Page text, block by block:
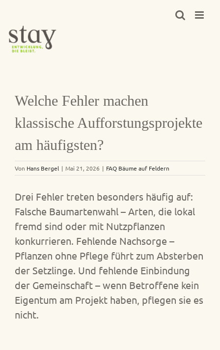
springen
Welche Fehler machen
klassische Aufforstungsprojekte
am häufigsten?
Von Hans Bergel | Mai 21, 2026 | FAQ Bäume auf Feldern
Drei Fehler treten besonders häufig auf:
Falsche Baumartenwahl – Arten, die lokal
fremd sind oder mit Nutzpflanzen
konkurrieren. Fehlende Nachsorge –
Pflanzen ohne Pflege führt zum Absterben
der Setzlinge. Und fehlende Einbindung
der Gemeinschaft – wenn Betroffene kein
Eigentum am Projekt haben, pflegen sie es
nicht.